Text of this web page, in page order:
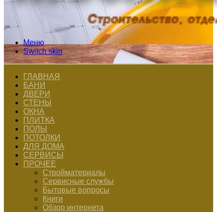
Меню
Switch skin
ГЛАВНАЯ
БАНИ
ДВЕРИ
СТЕНЫ
ОКНА
ПЛИТКА
ПОЛЫ
ПОТОЛКИ
ДЛЯ ДОМА
СЕРВИСЫ
ПРОЧЕЕ
Стройматериалы
Сервисные службы
Бытовые вопросы
Книги
Обзор интернета